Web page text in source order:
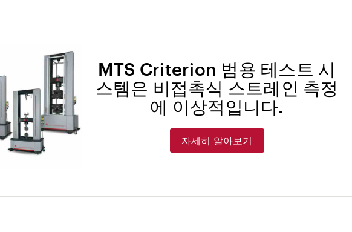
MTS Criterion 범용 테스트 시
스템은 비접촉식 스트레인 측정
에 이상적입니다.
자세히 알아보기